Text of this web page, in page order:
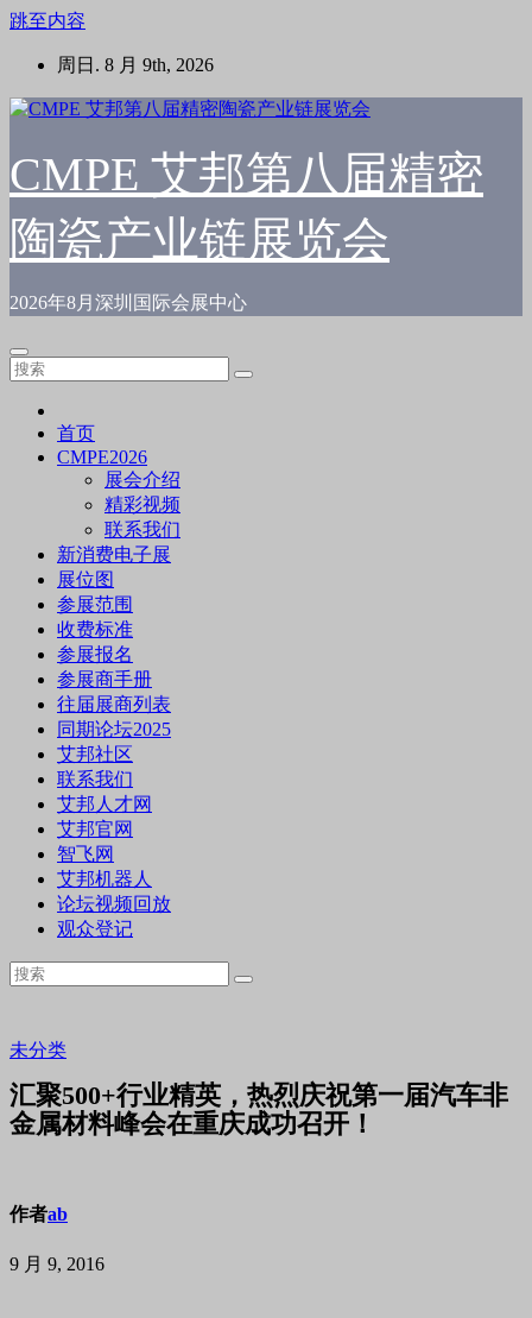
跳至内容
周日. 8 月 9th, 2026
CMPE 艾邦第八届精密
陶瓷产业链展览会
2026年8月深圳国际会展中心
首页
CMPE2026
展会介绍
精彩视频
联系我们
新消费电子展
展位图
参展范围
收费标准
参展报名
参展商手册
往届展商列表
同期论坛2025
艾邦社区
联系我们
艾邦人才网
艾邦官网
智飞网
艾邦机器人
论坛视频回放
观众登记
未分类
汇聚500+行业精英，热烈庆祝第一届汽车非
金属材料峰会在重庆成功召开！
作者ab
9 月 9, 2016